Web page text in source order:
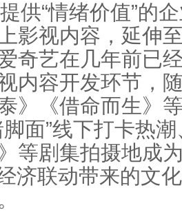
供“情绪价值”的
影视内容，延伸
奇艺在几年前已
内容开发环节，
》《借命而生》
脚面”线下打卡热
》等剧集拍摄地
济联动带来的文